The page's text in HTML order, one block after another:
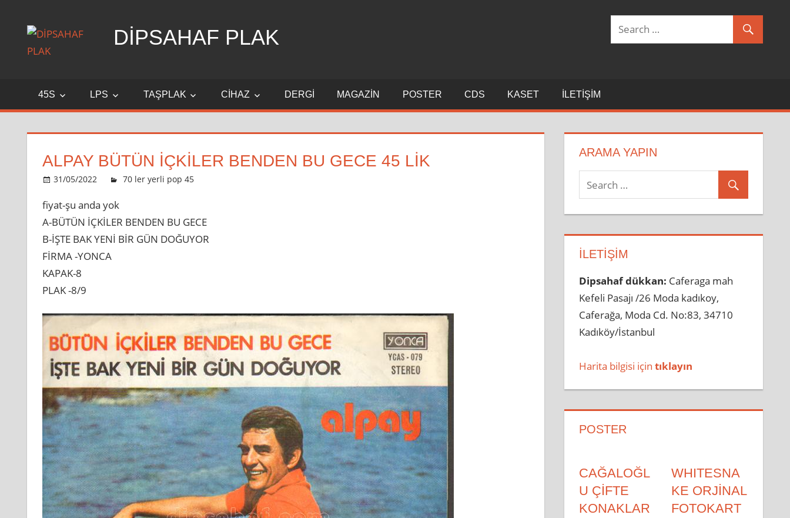
DİPSAHAF PLAK
45S LPS TAŞPLAK CIHAZ DERGI MAGAZIN POSTER CDS KASET İLETIŞIM
ALPAY BÜTÜN IÇKILER BENDEN BU GECE 45 LİK
31/05/2022 admin
70 ler yerli pop 45
fiyat-şu anda yok
A-BÜTÜN İÇKİLER BENDEN BU GECE
B-İŞTE BAK YENİ BİR GÜN DOĞUYOR
FİRMA -YONCA
KAPAK-8
PLAK -8/9
ARAMA YAPIN
İLETIŞIM
Dipsahaf dükkan: Caferaga mah
Kefeli Pasajı /26 Moda kadıkoy,
Caferağa, Moda Cd. No:83, 34710
Kadıköy/İstanbul
Harita bilgisi içintıklayın
POSTER
CAĞALOĞL
U ÇİFTE
KONAKLAR
WHITESNA
KE ORJİNAL
FOTOKART